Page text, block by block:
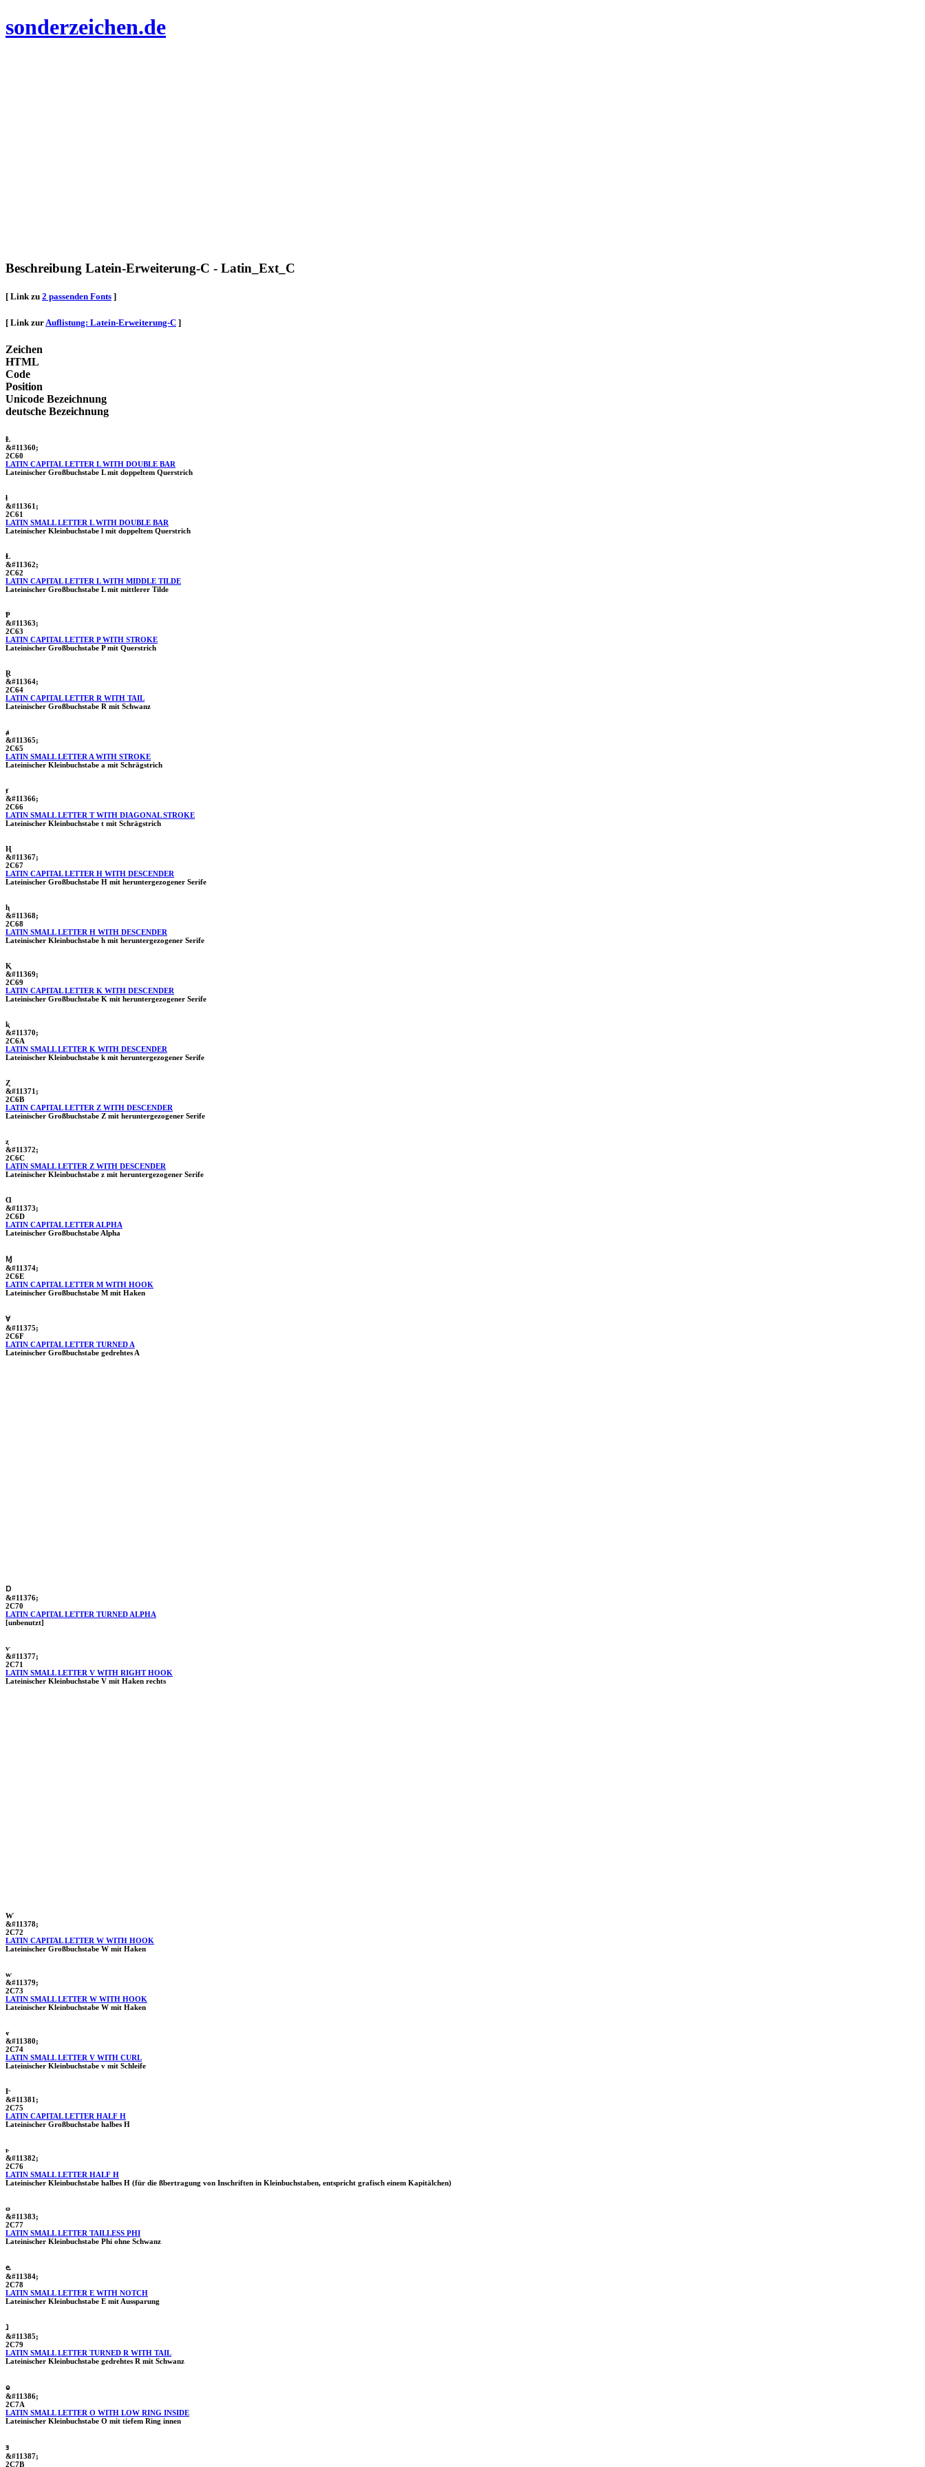
sonderzeichen.de
Beschreibung Latein-Erweiterung-C - Latin_Ext_C
[ Link zu 2 passenden Fonts ]
[ Link zur Auflistung: Latein-Erweiterung-C ]
Zeichen
HTML
Code
Position
Unicode Bezeichnung
deutsche Bezeichnung
Ⱡ
&#11360;
2C60
LATIN CAPITAL LETTER L WITH DOUBLE BAR
Lateinischer Großbuchstabe L mit doppeltem Querstrich
ⱡ
&#11361;
2C61
LATIN SMALL LETTER L WITH DOUBLE BAR
Lateinischer Kleinbuchstabe l mit doppeltem Querstrich
Ɫ
&#11362;
2C62
LATIN CAPITAL LETTER L WITH MIDDLE TILDE
Lateinischer Großbuchstabe L mit mittlerer Tilde
Ᵽ
&#11363;
2C63
LATIN CAPITAL LETTER P WITH STROKE
Lateinischer Großbuchstabe P mit Querstrich
Ɽ
&#11364;
2C64
LATIN CAPITAL LETTER R WITH TAIL
Lateinischer Großbuchstabe R mit Schwanz
ⱥ
&#11365;
2C65
LATIN SMALL LETTER A WITH STROKE
Lateinischer Kleinbuchstabe a mit Schrägstrich
ⱦ
&#11366;
2C66
LATIN SMALL LETTER T WITH DIAGONAL STROKE
Lateinischer Kleinbuchstabe t mit Schrägstrich
Ⱨ
&#11367;
2C67
LATIN CAPITAL LETTER H WITH DESCENDER
Lateinischer Großbuchstabe H mit heruntergezogener Serife
ⱨ
&#11368;
2C68
LATIN SMALL LETTER H WITH DESCENDER
Lateinischer Kleinbuchstabe h mit heruntergezogener Serife
Ⱪ
&#11369;
2C69
LATIN CAPITAL LETTER K WITH DESCENDER
Lateinischer Großbuchstabe K mit heruntergezogener Serife
ⱪ
&#11370;
2C6A
LATIN SMALL LETTER K WITH DESCENDER
Lateinischer Kleinbuchstabe k mit heruntergezogener Serife
Ⱬ
&#11371;
2C6B
LATIN CAPITAL LETTER Z WITH DESCENDER
Lateinischer Großbuchstabe Z mit heruntergezogener Serife
ⱬ
&#11372;
2C6C
LATIN SMALL LETTER Z WITH DESCENDER
Lateinischer Kleinbuchstabe z mit heruntergezogener Serife
Ɑ
&#11373;
2C6D
LATIN CAPITAL LETTER ALPHA
Lateinischer Großbuchstabe Alpha
Ɱ
&#11374;
2C6E
LATIN CAPITAL LETTER M WITH HOOK
Lateinischer Großbuchstabe M mit Haken
Ɐ
&#11375;
2C6F
LATIN CAPITAL LETTER TURNED A
Lateinischer Großbuchstabe gedrehtes A
Ɒ
&#11376;
2C70
LATIN CAPITAL LETTER TURNED ALPHA
[unbenutzt]
ⱱ
&#11377;
2C71
LATIN SMALL LETTER V WITH RIGHT HOOK
Lateinischer Kleinbuchstabe V mit Haken rechts
Ⱳ
&#11378;
2C72
LATIN CAPITAL LETTER W WITH HOOK
Lateinischer Großbuchstabe W mit Haken
ⱳ
&#11379;
2C73
LATIN SMALL LETTER W WITH HOOK
Lateinischer Kleinbuchstabe W mit Haken
ⱴ
&#11380;
2C74
LATIN SMALL LETTER V WITH CURL
Lateinischer Kleinbuchstabe v mit Schleife
Ⱶ
&#11381;
2C75
LATIN CAPITAL LETTER HALF H
Lateinischer Großbuchstabe halbes H
ⱶ
&#11382;
2C76
LATIN SMALL LETTER HALF H
Lateinischer Kleinbuchstabe halbes H (für die ßbertragung von Inschriften in Kleinbuchstaben, entspricht grafisch einem Kapitälchen)
ⱷ
&#11383;
2C77
LATIN SMALL LETTER TAILLESS PHI
Lateinischer Kleinbuchstabe Phi ohne Schwanz
ⱸ
&#11384;
2C78
LATIN SMALL LETTER E WITH NOTCH
Lateinischer Kleinbuchstabe E mit Aussparung
ⱹ
&#11385;
2C79
LATIN SMALL LETTER TURNED R WITH TAIL
Lateinischer Kleinbuchstabe gedrehtes R mit Schwanz
ⱺ
&#11386;
2C7A
LATIN SMALL LETTER O WITH LOW RING INSIDE
Lateinischer Kleinbuchstabe O mit tiefem Ring innen
ⱻ
&#11387;
2C7B